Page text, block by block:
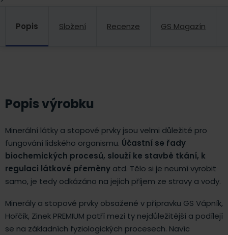
Popis Složení Recenze GS Magazín
Popis výrobku
Minerální látky a stopové prvky jsou velmi důležité pro
fungování lidského organismu. Účastní se řady
biochemických procesů, slouží ke stavbě tkání, k
regulaci látkové přeměny atd. Tělo si je neumí vyrobit
samo, je tedy odkázáno na jejich příjem ze stravy a vody.
Minerály a stopové prvky obsažené v přípravku GS Vápník,
Hořčík, Zinek PREMIUM patří mezi ty nejdůležitější a podílejí
se na základních fyziologických procesech. Navíc